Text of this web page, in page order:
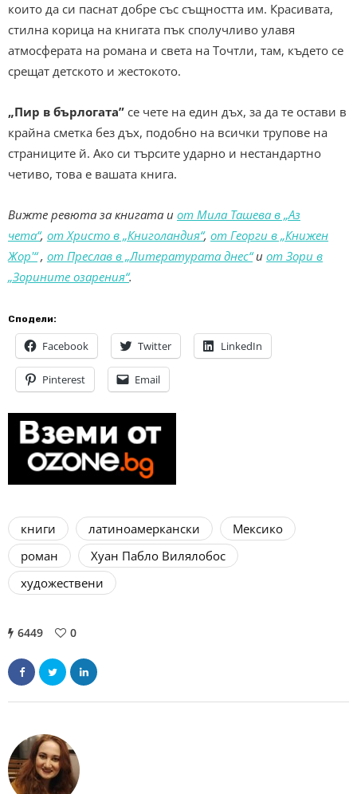
които да си паснат добре със същността им. Красивата,
стилна корица на книгата пък сполучливо улавя
атмосферата на романа и света на Точтли, там, където се
срещат детското и жестокото.
„Пир в бърлогата” се чете на един дъх, за да те остави в
крайна сметка без дъх, подобно на всички трупове на
страниците й. Ако си търсите ударно и нестандартно
четиво, това е вашата книга.
Вижте ревюта за книгата и от Мила Ташева в „Аз
чета“, от Христо в „Книголандия“, от Георги в „Книжен
Жор'“, от Преслав в „Литературата днес“и от Зори в
„Зорините озарения“.
Сподели:
Facebook Twitter LinkedIn
Pinterest Email
книги латиноамеркански
Мексико
роман
Хуан Пабло Вилялобос
художествени
6449 0